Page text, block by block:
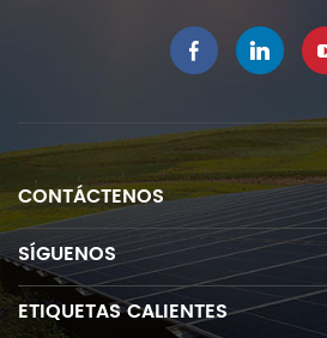
CONTÁCTENOS
SÍGUENOS
ETIQUETAS CALIENTES